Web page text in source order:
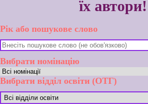
їх автори!
Рік або пошукове слово
Вибрати номінацію
Вибрати відділ освіти (ОТГ)